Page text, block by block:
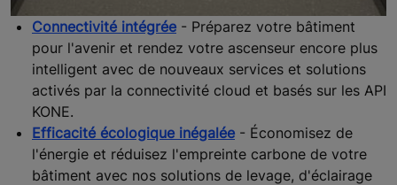
Connectivité intégrée - Préparez votre bâtiment
pour l'avenir et rendez votre ascenseur encore plus
intelligent avec de nouveaux services et solutions
activés par la connectivité cloud et basés sur les API
KONE.
Efficacité écologique inégalée - Économisez de
l'énergie et réduisez l'empreinte carbone de votre
bâtiment avec nos solutions de levage, d'éclairage